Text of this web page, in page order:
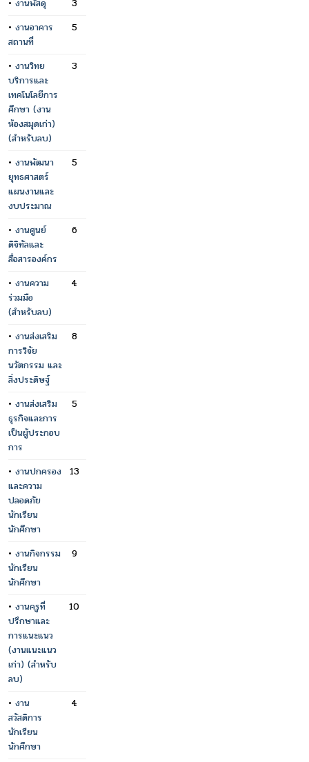
• งานพัสดุ
3
• งานอาคาร
สถานที่
5
• งานวิทย
บริการและ
เทคโนโลยีการ
ศึกษา (งาน
ห้องสมุดเก่า)
(สำหรับลบ)
3
• งานพัฒนา
ยุทธศาสตร์
แผนงานและ
งบประมาณ
5
• งานศูนย์
ดิจิทัลและ
สื่อสารองค์กร
6
• งานความ
ร่วมมือ
(สำหรับลบ)
4
• งานส่งเสริม
การวิจัย
นวัตกรรม และ
สิ่งประดิษฐ์
8
• งานส่งเสริม
ธุรกิจและการ
เป็นผู้ประกอบ
การ
5
• งานปกครอง
และความ
ปลอดภัย
นักเรียน
นักศึกษา
13
• งานกิจกรรม
นักเรียน
นักศึกษา
9
• งานครูที่
ปรึกษาและ
การแนะแนว
(งานแนะแนว
เก่า) (สำหรับ
ลบ)
10
• งาน
สวัสดิการ
นักเรียน
นักศึกษา
4